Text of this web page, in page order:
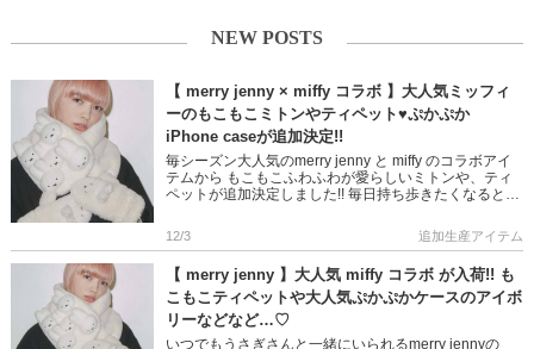
NEW POSTS
【 merry jenny × miffy コラボ 】大人気ミッフィ
ーのもこもこミトンやティペット♥ぷかぷか
iPhone caseが追加決定!!
毎シーズン大人気のmerry jenny と miffy のコラボアイ
テムから もこもこふわふわが愛らしいミトンや、ティ
ペットが追加決定しました!! 毎日持ち歩きたくなるとっ
12/3 追加生産アイテム
【 merry jenny 】大人気 miffy コラボ が入荷!! も
こもこティペットや大人気ぷかぷかケースのアイボ
リーなどなど…♡
いつでもうさぎさんと一緒にいられるmerry jennyの